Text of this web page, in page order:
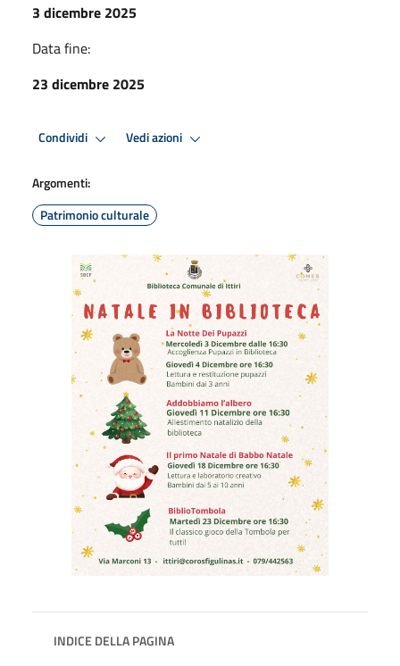
3 dicembre 2025
Data fine:
23 dicembre 2025
Condividi Vedi azioni
Argomenti:
Patrimonio culturale
INDICE DELLA PAGINA